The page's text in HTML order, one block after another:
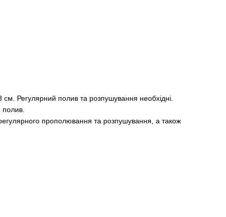
см. Регулярний полив та розпушування необхідні.
полив.
прополювання та розпушування, а також